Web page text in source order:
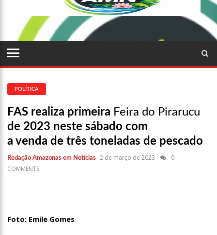
Justiça proíbe ex-prefeito de chegar perto de prefeita de
Nhamundá, no AM
15:01
Carro envolvido em acidente fatal pertencia a Wanderley
13:43
07:21 Grave explosão em clube de tiro deixa quatro vítimas fatais
18:42 Preço médio da gasolina registra queda e vai a R$ 5,04 no
17:36 Prefeitura de Manaus recupera praça da Saudade e
fortalece patrimônio histórico amazonense
Proposta de decreto para golpe dá munição à ofensiva
jurídica de Lula contra Bolsonaro
10:07 SSP-AM vistoria construção do Canil do Corpo de Bombeiros
13:31 A Vitória Do Empreendedorismo
POLÍTICA
FAS realiza primeira Feira do Pirarucu
de 2023 neste sábado com
a venda de três toneladas de pescado
Redação Amazonas em Notícias 2 de março de 2023
0
COMMENTS
Foto: Emile Gomes